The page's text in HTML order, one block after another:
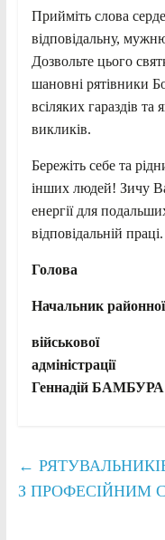
Прийміть слова
відповідальну,
Дозвольте цього
шановні рятівники
всіляких гараздів
викликів.
Бережіть себе та
інших людей! Зичу
енергії для
відповідальній праці.
Голова
Начальник районної
військової
Геннадій БАМБУРА
←
З ПРОФЕСІЙНИМ